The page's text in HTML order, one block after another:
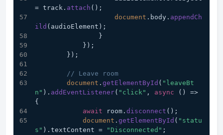
= track. attach ();
document . body . appendCh
ild (audioElement);
                }
            });
        });
// Leave room
document . getElementById ( "leaveBt
n" ). addEventListener( "click" , async () =>
{
await room. disconnect ();
document . getElementById ( "statu
s" ). textContent = "Disconnected" ;